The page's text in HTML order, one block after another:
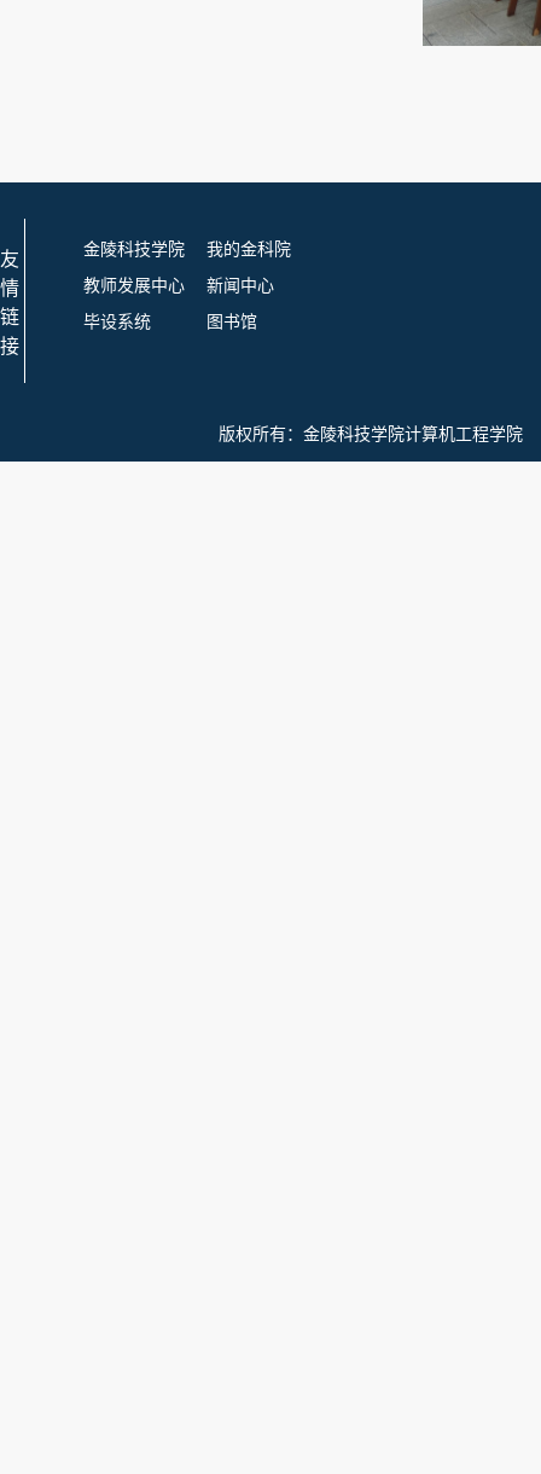
友
情
链
接
金陵科技学院
我的金科院
教师发展中心
新闻中心
毕设系统
图书馆
版权所有： 金陵科技学院计算机工程学院